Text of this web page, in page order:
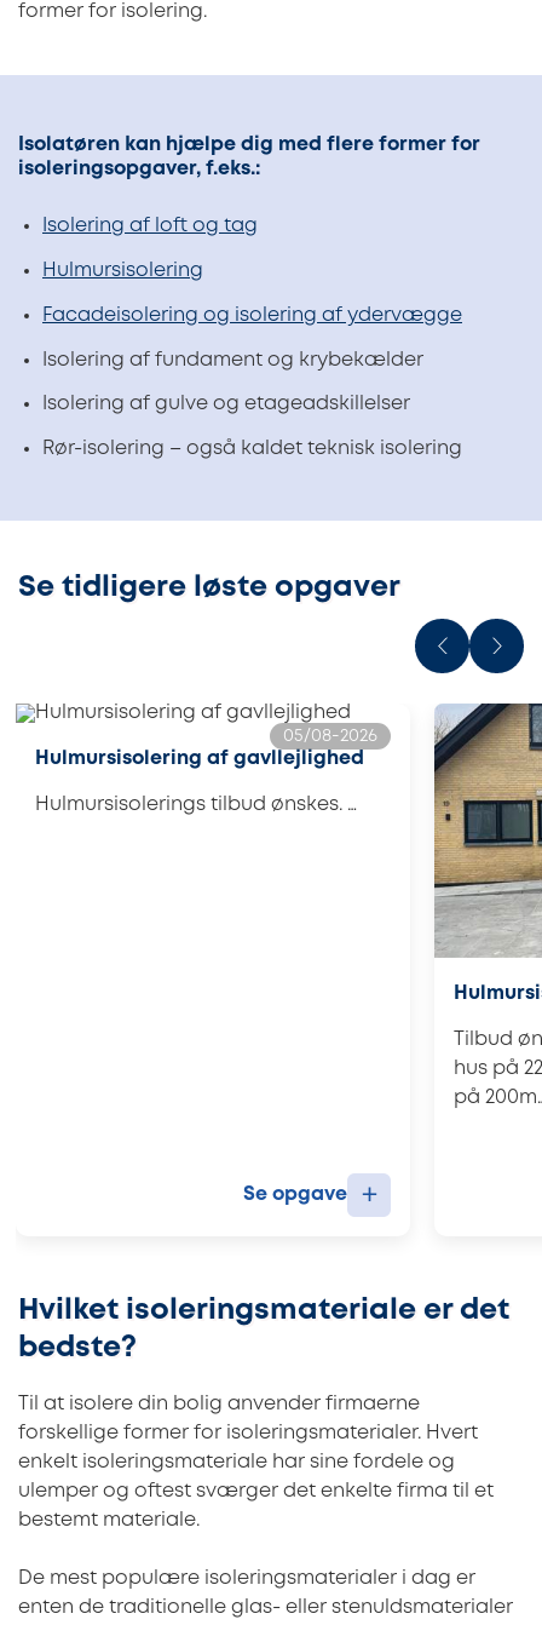
former for isolering.
Isolatøren kan hjælpe dig med flere former for
isoleringsopgaver, f.eks.:
Isolering af loft og tag
Hulmursisolering
Facadeisolering og isolering af ydervægge
Isolering af fundament og krybekælder
Isolering af gulve og etageadskillelser
Rør-isolering – også kaldet teknisk isolering
Se tidligere løste opgaver
05/08-2026
Hulmursisolering af gavllejlighed
Hulmursisolerings tilbud ønskes. …
Se opgave +
Tilbud
hus på
på
Hvilket isoleringsmateriale er det
bedste?
Til at isolere din bolig anvender firmaerne
forskellige former for isoleringsmaterialer. Hvert
enkelt isoleringsmateriale har sine fordele og
ulemper og oftest sværger det enkelte firma til et
bestemt materiale.
De mest populære isoleringsmaterialer i dag er
enten de traditionelle glas- eller stenuldsmaterialer